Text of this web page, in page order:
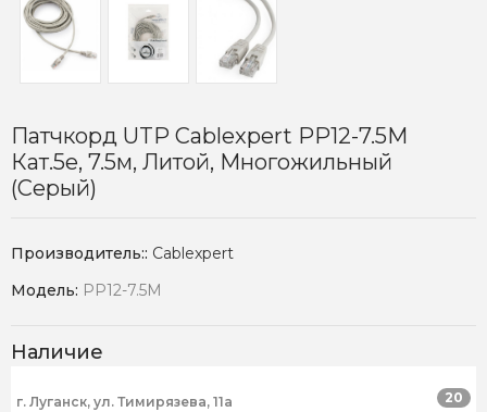
Патчкорд UTP Cablexpert PP12-7.5M
Кат.5e, 7.5м, Литой, Многожильный
(серый)
Производитель:: Cablexpert
Модель: PP12-7.5M
Наличие
г. Луганск, ул. Тимирязева, 11а 20